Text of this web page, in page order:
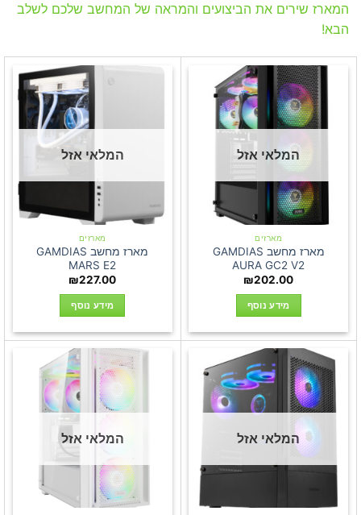
המארז שירים את הביצועים והמראה של המחשב שלכם לשלב
הבא!
המלאי אזל
מארזים
מארז מחשב GAMDIAS
AURA GC2 V2
₪202.00
מידע נוסף
המלאי אזל
מארזים
מארז מחשב GAMDIAS
MARS E2
₪227.00
מידע נוסף
המלאי אזל המלאי אזל